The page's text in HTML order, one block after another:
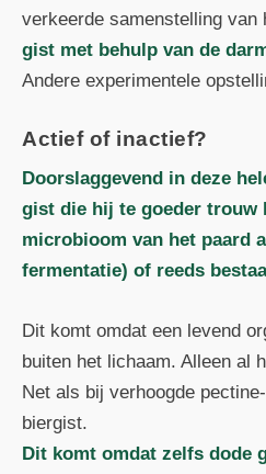
verkeerde samenstelling van
gist met behulp van de
Andere experimentele
Actief of inactief?
Doorslaggevend in deze
gist die hij te goeder trouw
microbioom van het paard
fermentatie) of reeds
Dit komt omdat een levend
buiten het lichaam. Alleen al
Net als bij verhoogde
biergist.
Dit komt omdat zelfs dode